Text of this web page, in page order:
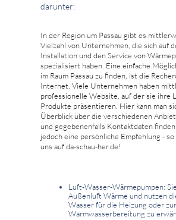
darunter:
In der Region um Passau gibt es
Vielzahl von Unternehmen, die sich auf
Installation und den Service von
spezialisiert haben. Eine einfache
im Raum Passau zu finden, ist die
Internet. Viele Unternehmen haben
professionelle Website, auf der sie ihre
Produkte präsentieren. Hier kann man
Überblick über die verschiedenen
und gegebenenfalls Kontaktdaten
jedoch eine persönliche Empfehlung - so
uns auf da-schau-her.de!
Luft-Wasser-Wärmepumpen:
Außenluft Wärme und nutzen
Wasser für die Heizung oder zur
Warmwasserbereitung zu